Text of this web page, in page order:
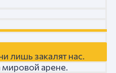
лишь закалят нас.
мировой арене.